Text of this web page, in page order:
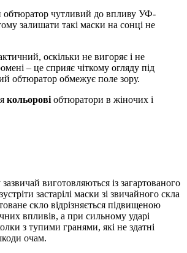
обтюратор чутливий до впливу УФ-
залишати такі маски на сонці не
оскільки не вигоряє і не
– це сприяє чіткому огляду під
обтюратор обмежує поле зору.
кольорові обтюратори в жіночих і
виготовляються із загартованого
застарілі маски зі звичайного скла
скло відрізняється підвищеною
впливів, а при сильному ударі
з тупими гранями, які не здатні
очам.